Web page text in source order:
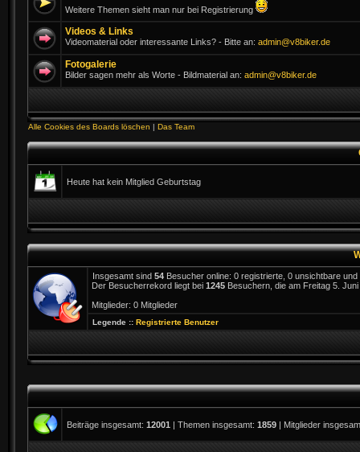
Weitere Themen sieht man nur bei Registrierung
Videos & Links
Videomaterial oder interessante Links? - Bitte an: admin@v8biker.de
Fotogalerie
Bilder sagen mehr als Worte - Bildmaterial an: admin@v8biker.de
Alle Cookies des Boards löschen | Das Team
Heute hat kein Mitglied Geburtstag
Insgesamt sind 54 Besucher online: 0 registrierte, 0 unsichtbare
Der Besucherrekord liegt bei 1245 Besuchern, die am Freitag 5.
Mitglieder: 0 Mitglieder
Legende :: Registrierte Benutzer
Beiträge insgesamt: 12001 | Themen insgesamt: 1859 | Mitglieder